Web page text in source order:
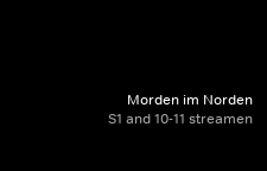
Morden im Norden
S1 and 10-11 streamen